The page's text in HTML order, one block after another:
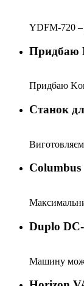
YDFM-720
Придбаю
Придбаю
Станок
Columbus
Duplo
Машину